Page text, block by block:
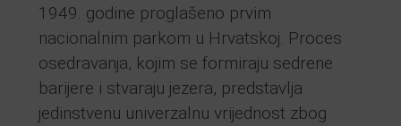
1949. godine proglašeno prvim
nacionalnim parkom u Hrvatskoj. Proces
osedravanja, kojim se formiraju sedrene
barijere i stvaraju jezera, predstavlja
jedinstvenu univerzalnu vrijednost zbog